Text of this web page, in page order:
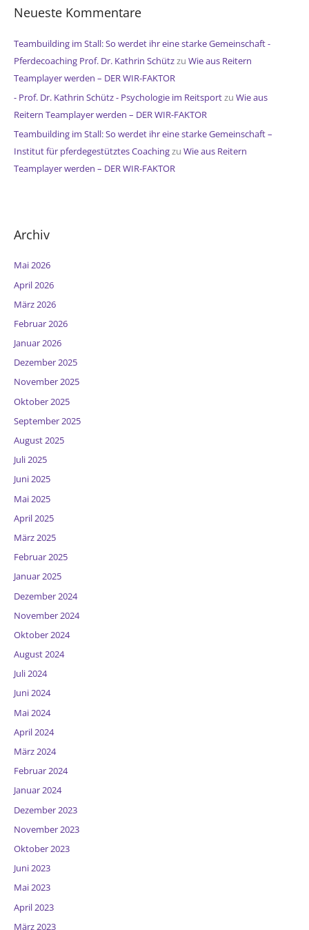
Neueste Kommentare
Teambuilding im Stall: So werdet ihr eine starke Gemeinschaft -
Pferdecoaching Prof. Dr. Kathrin Schützzu Wie aus Reitern
Teamplayer werden – DER WIR-FAKTOR
- Prof. Dr. Kathrin Schütz - Psychologie im Reitsportzu Wie aus
Reitern Teamplayer werden – DER WIR-FAKTOR
Teambuilding im Stall: So werdet ihr eine starke Gemeinschaft –
Institut für pferdegestütztes Coachingzu Wie aus Reitern
Teamplayer werden – DER WIR-FAKTOR
Archiv
Mai 2026
April 2026
März 2026
Februar 2026
Januar 2026
Dezember 2025
November 2025
Oktober 2025
September 2025
August 2025
Juli 2025
Juni 2025
Mai 2025
April 2025
März 2025
Februar 2025
Januar 2025
Dezember 2024
November 2024
Oktober 2024
August 2024
Juli 2024
Juni 2024
Mai 2024
April 2024
März 2024
Februar 2024
Januar 2024
Dezember 2023
November 2023
Oktober 2023
Juni 2023
Mai 2023
April 2023
März 2023